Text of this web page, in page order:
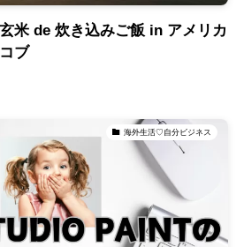
米 de 炊き込みご飯 in アメリカ
ブ
海外生活♡自分ビジネス